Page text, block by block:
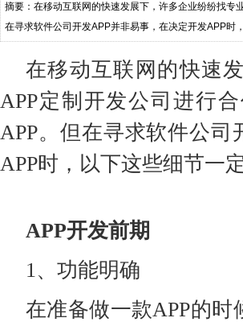
摘要：在移动互联网的快速发展下，许多企业纷纷找专
在寻求软件公司开发APP并非易事，在决定开发APP时
在移动互联网的快速
APP定制开发公司进行
APP。但在寻求软件公司
APP时，以下这些细节一
APP开发前期
1、功能明确
在准备做一款APP的